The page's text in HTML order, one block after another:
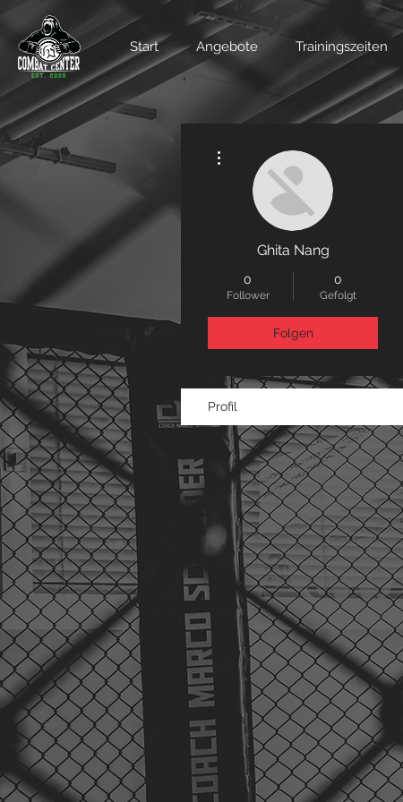
Start Angebote Trainingszeiten
Ghita Nang
0
Follower
0
Gefolgt
Folgen
Profil